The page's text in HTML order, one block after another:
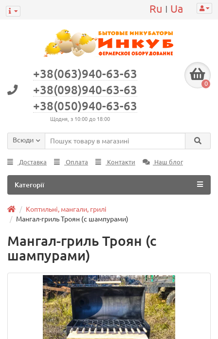
Ru | Ua
+38(063)940-63-63
+38(098)940-63-63
+38(050)940-63-63
Щодня, з 10:00 до 18:00
0
Всюди
Доставка Оплата Контакти Наш блог
Категорії
Коптильні, мангали, грилі
Мангал-гриль Троян (с шампурами)
Мангал-гриль Троян (с
шампурами)